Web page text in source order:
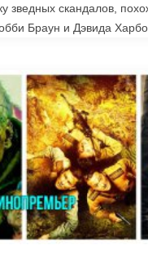
зведных скандалов,
Браун и Дэвида